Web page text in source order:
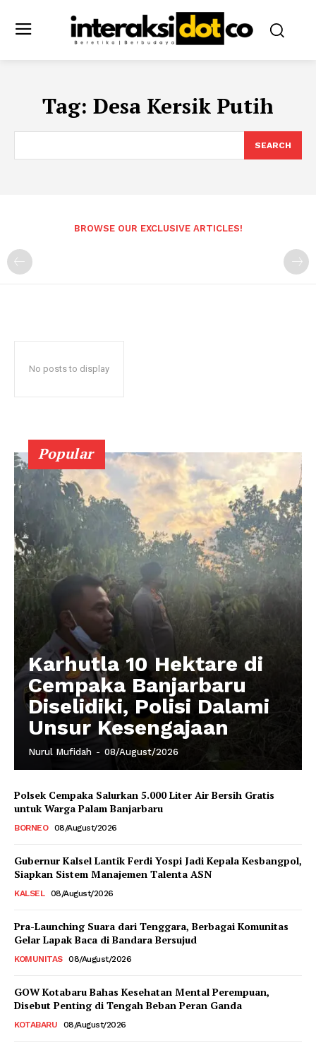
Tag: Desa Kersik Putih
SEARCH
BROWSE OUR EXCLUSIVE ARTICLES!
No posts to display
Popular
Karhutla 10 Hektare di
Cempaka Banjarbaru
Diselidiki, Polisi Dalami
Unsur Kesengajaan
Nurul Mufidah - 08/August/2026
Polsek Cempaka Salurkan 5.000 Liter Air Bersih Gratis
untuk Warga Palam Banjarbaru
BORNEO 08/August/2026
Gubernur Kalsel Lantik Ferdi Yospi Jadi Kepala Kesbangpol,
Siapkan Sistem Manajemen Talenta ASN
KALSEL 08/August/2026
Pra-Launching Suara dari Tenggara, Berbagai Komunitas
Gelar Lapak Baca di Bandara Bersujud
KOMUNITAS 08/August/2026
GOW Kotabaru Bahas Kesehatan Mental Perempuan,
Disebut Penting di Tengah Beban Peran Ganda
KOTABARU 08/August/2026